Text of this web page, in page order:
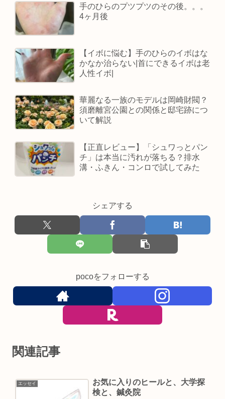
手のひらのプツプツのその後。。。
4ヶ月後
【イボに悩む】手のひらのイボはな
かなか治らない|首にできるイボは老
人性イボ|
華麗なる一族のモデルは岡崎財閥？
須磨離宮公園との関係と邸宅跡につ
いて解説
【正直レビュー】「シュワっとパン
チ」は本当に汚れが落ちる？排水
溝・ふきん・コンロで試してみた
シェアする
pocoをフォローする
関連記事
エッセイ
お気に入りのヒールと、大学探
検と、鍼灸院